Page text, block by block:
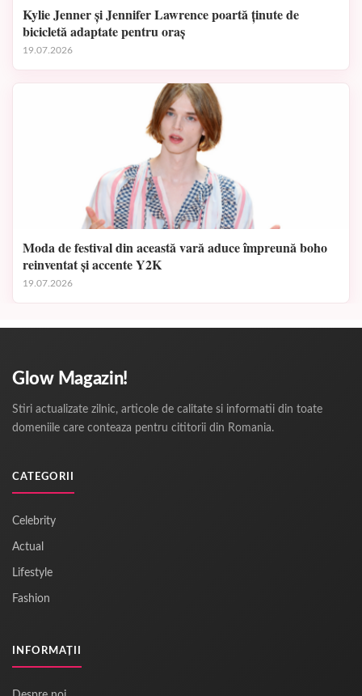
Kylie Jenner și Jennifer Lawrence poartă ținute de
bicicletă adaptate pentru oraș
19.07.2026
Moda de festival din această vară aduce împreună boho
reinventat și accente Y2K
19.07.2026
Glow Magazin!
Stiri actualizate zilnic, articole de calitate si informatii din toate
domeniile care conteaza pentru cititorii din Romania.
CATEGORII
Celebrity
Actual
Lifestyle
Fashion
INFORMAȚII